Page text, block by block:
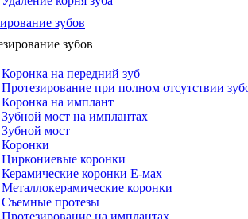
зубов
зубов
Коронка на передний зуб
Протезирование при полном отсутствии
Коронка на имплант
Зубной мост на имплантах
Зубной мост
Коронки
Циркониевые коронки
Керамические коронки Е-мах
Металлокерамические коронки
Съемные протезы
Протезирование на имплантах